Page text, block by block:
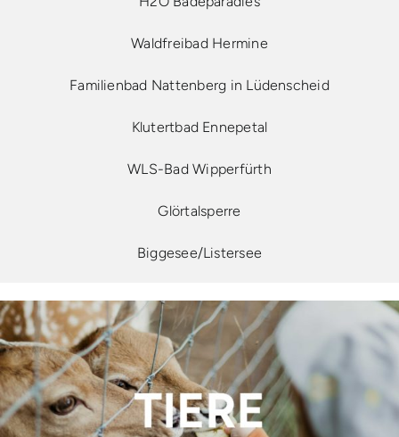
Waldfreibad Hermine
Familienbad Nattenberg in Lüdenscheid
Klutertbad Ennepetal
WLS-Bad Wipperfürth
Glörtalsperre
Biggesee/Listersee